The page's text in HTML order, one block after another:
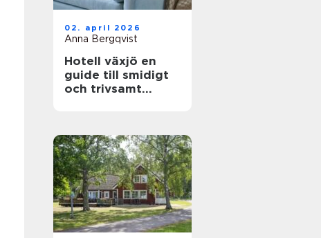
02. april 2026
Anna Bergqvist
Hotell växjö en
guide till smidigt
och trivsamt